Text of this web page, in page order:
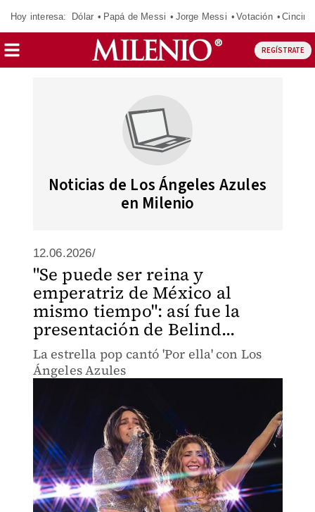
Hoy interesa: Dólar Papá de Messi Jorge Messi Votación
REGÍSTRATE
Noticias de Los Ángeles Azules
en Milenio
12.06.2026/
"Se puede ser reina y
emperatriz de México al
mismo tiempo": así fue la
presentación de Belind...
La estrella pop cantó 'Por ella' con Los
Ángeles Azules